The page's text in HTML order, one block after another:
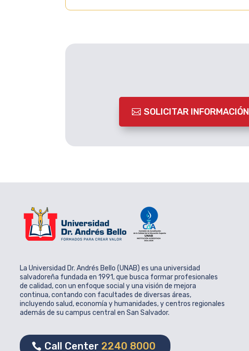
SOLICITAR INFORMACIÓN
La Universidad Dr. Andrés Bello (UNAB) es una universidad
salvadoreña fundada en 1991, que busca formar profesionales
de calidad, con un enfoque social y una visión de mejora
continua, contando con facultades de diversas áreas,
incluyendo salud, economía y humanidades, y centros regionales
además de su campus central en San Salvador.
Call Center 2240 8000